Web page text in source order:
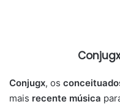
Conjugx, os
mais recente música